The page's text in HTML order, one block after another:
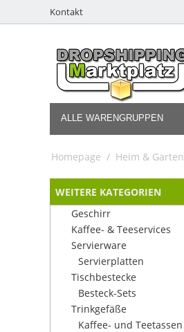
Kontakt
ALLE WARENGRUPPEN
Homepage / Heim & Garten
WEITERE KATEGORIEN
Geschirr
Kaffee- & Teeservices
Servierware
Servierplatten
Tischbestecke
Besteck-Sets
Trinkgefäße
Kaffee- und Teetassen